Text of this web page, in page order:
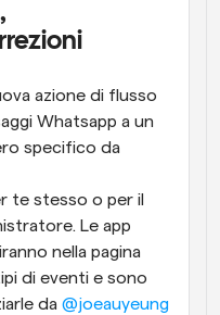
azione di flusso
Whatsapp a un
te stesso o per il
Le app
nella pagina
di eventi e sono
da @joeauyeung